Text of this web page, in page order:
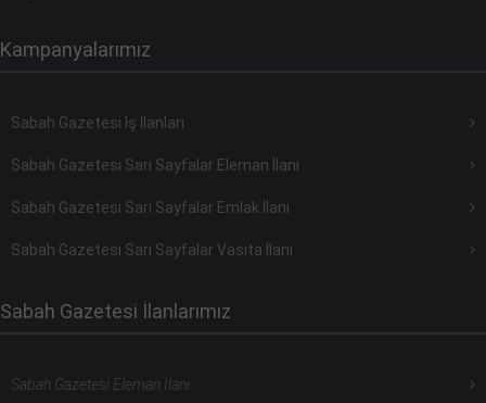
Kampanyalarımız
Sabah Gazetesi İş İlanları
Sabah Gazetesi Sarı Sayfalar Eleman İlanı
Sabah Gazetesi Sarı Sayfalar Emlak İlanı
Sabah Gazetesi Sarı Sayfalar Vasıta İlanı
Sabah Gazetesi İlanlarımız
Sabah Gazetesi Eleman İlanı